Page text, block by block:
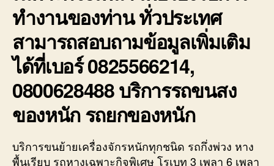
ทำงานของท่าน ทั่วประเทศ
สามารถสอบถามข้อมูลเพิ่มเติม
ได้ที่เบอร์ 0825566214,
0800628488 บริการรถขนสง
ของหนัก รถยกของหนัก
บริการขนย้ายเครื่องจักรหนักทุกชนิด รถกึ่งพ่วง หาง
พื้นเรียบ รถหางเฉพาะกิจพิเศษ โรเบท 3 เพลา 6 เพลา